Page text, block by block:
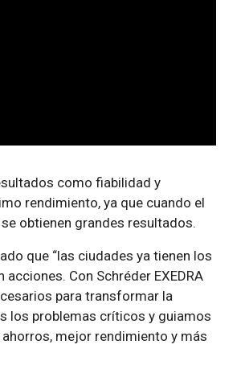
como fiabilidad y
rendimiento, ya que cuando el
obtienen grandes resultados.
que “las ciudades ya tienen los
Con Schréder EXEDRA
para transformar la
los problemas críticos y guiamos
mejor rendimiento y más